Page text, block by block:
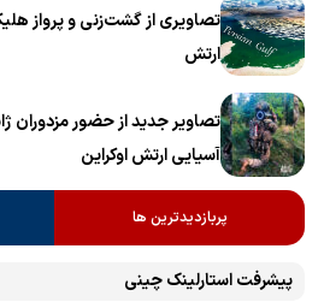
ارتش
تصاویر جدید از حضور مزدوران
آسیایی ارتش اوکراین
پربازدیدترین ها
پیشرفت ‏استارلینک چینی